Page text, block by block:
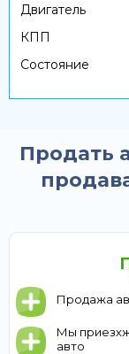
Двигатель
КПП
Состояние
Продать
Продажа
Мы
авто